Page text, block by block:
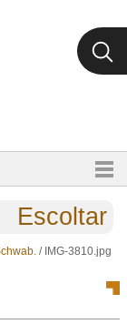
Escoltar
/ IMG-3810.jpg